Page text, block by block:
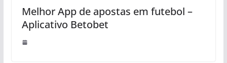
Melhor App de apostas em futebol –
Aplicativo Betobet